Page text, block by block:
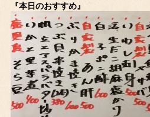
『本日のおすすめ』